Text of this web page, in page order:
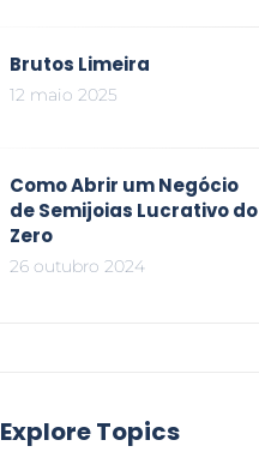
Brutos Limeira
12 maio 2025
Como Abrir um Negócio
de Semijoias Lucrativo do
Zero
26 outubro 2024
Explore Topics